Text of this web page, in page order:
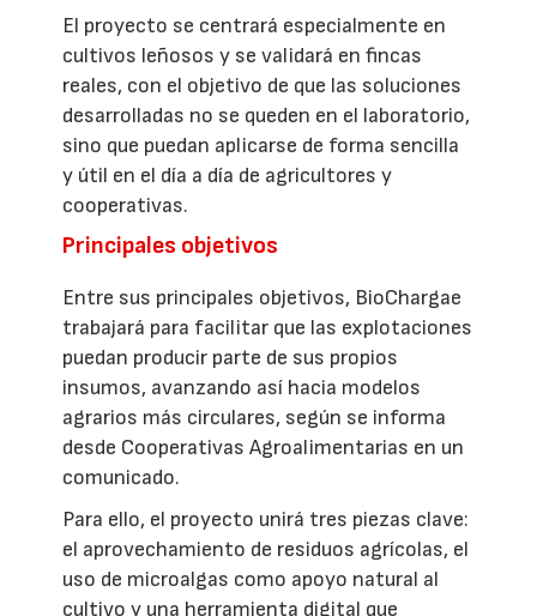
El proyecto se centrará especialmente en
cultivos leñosos y se validará en fincas
reales, con el objetivo de que las soluciones
desarrolladas no se queden en el laboratorio,
sino que puedan aplicarse de forma sencilla
y útil en el día a día de agricultores y
cooperativas.
Principales objetivos
Entre sus principales objetivos, BioChargae
trabajará para facilitar que las explotaciones
puedan producir parte de sus propios
insumos, avanzando así hacia modelos
agrarios más circulares, según se informa
desde Cooperativas Agroalimentarias en un
comunicado.
Para ello, el proyecto unirá tres piezas clave:
el aprovechamiento de residuos agrícolas, el
uso de microalgas como apoyo natural al
cultivo y una herramienta digital que